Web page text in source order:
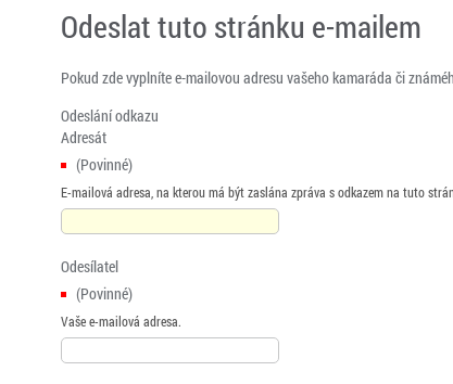
Odeslat tuto stránku e-mailem
Pokud zde vyplníte e-mailovou adresu vašeho kamaráda či
Odeslání odkazu
Adresát
(Povinné)
E-mailová adresa, na kterou má být zaslána zpráva s odkazem na tuto
Odesílatel
(Povinné)
Vaše e-mailová adresa.